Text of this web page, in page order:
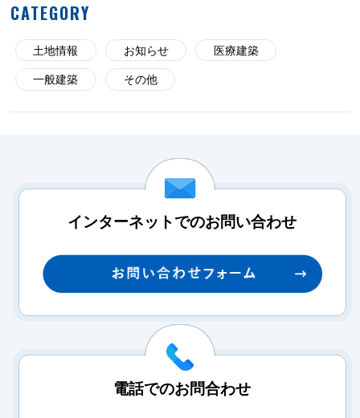
CATEGORY
土地情報 お知らせ 医療建築
一般建築 その他
インターネットでのお問い合わせ
電話でのお問合わせ